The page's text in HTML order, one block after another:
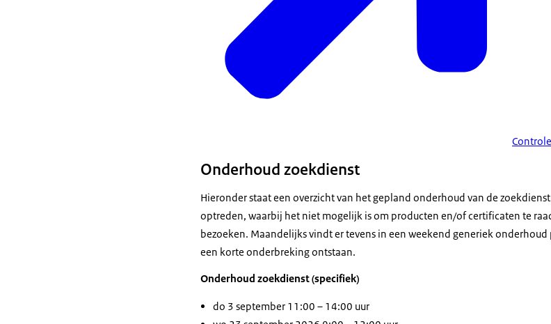
Onderhoud zoekdienst
Hieronder staat een overzicht van het gepland onderhoud van de
optreden, waarbij het niet mogelijk is om producten en/of certificaten te
bezoeken. Maandelijks vindt er tevens in een weekend generiek
een korte onderbreking ontstaan.
Onderhoud zoekdienst (specifiek)
do 3 september 11:00 – 14:00 uur